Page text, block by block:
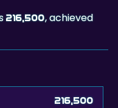
214,700